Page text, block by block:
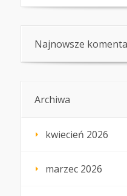
Najnowsze
Archiwa
kwiecień 2026
marzec 2026